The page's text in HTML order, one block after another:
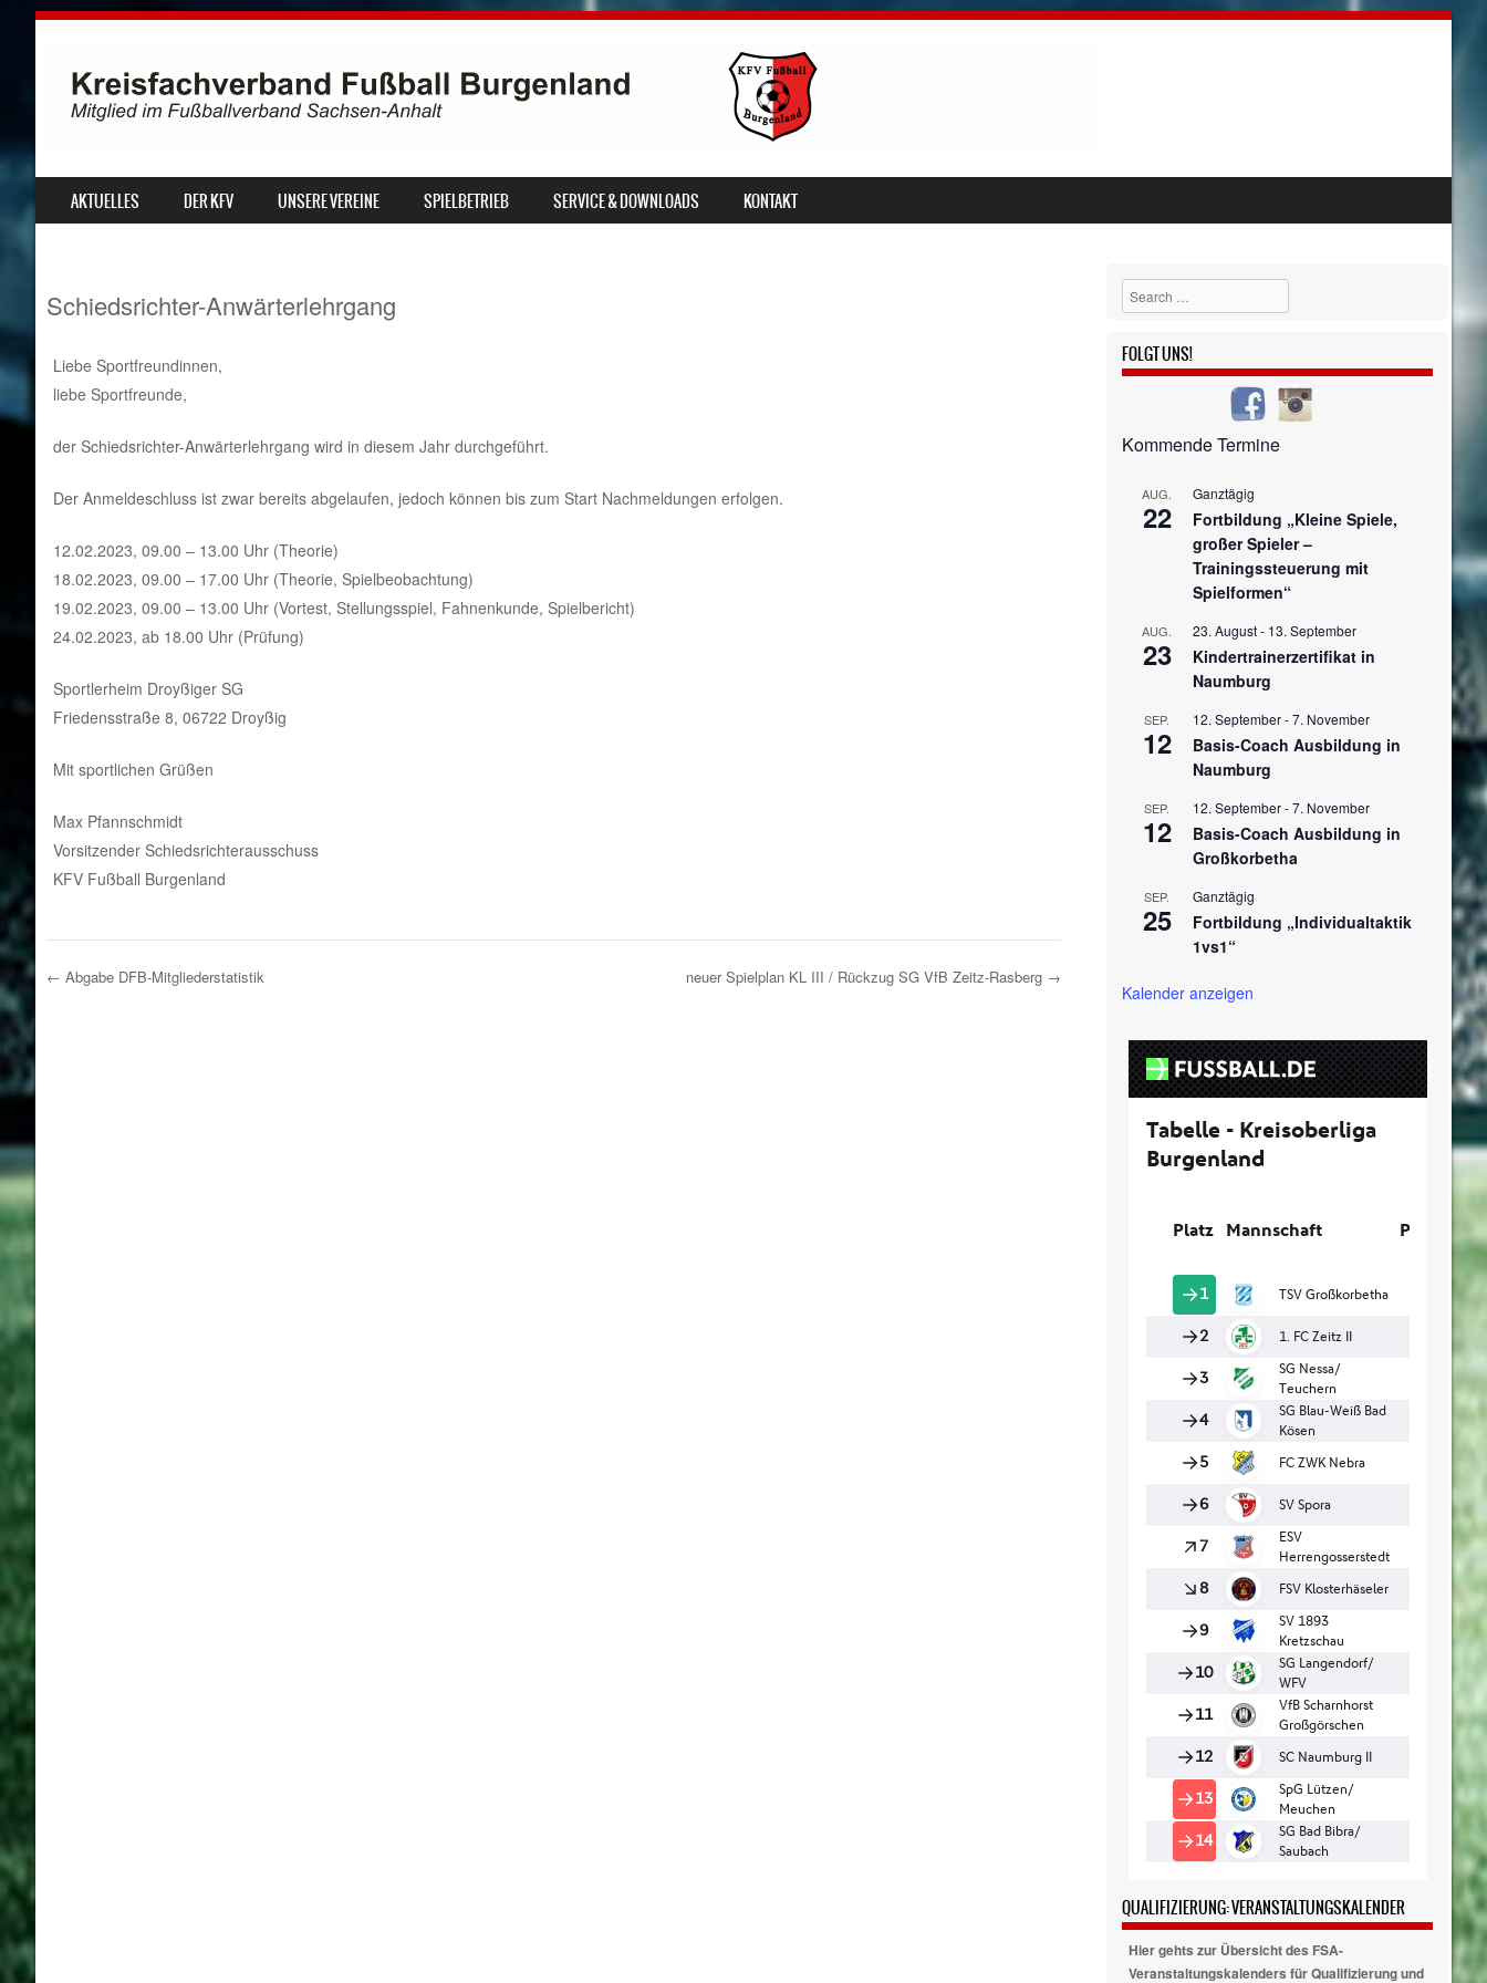
MENU
SKIP TO CONTENT
AKTUELLES DER KFV UNSERE VEREINE SPIELBETRIEB SERVICE & DOWNLOADS KONTAKT
Schiedsrichter-Anwärterlehrgang
Liebe Sportfreundinnen,
liebe Sportfreunde,
der Schiedsrichter-Anwärterlehrgang wird in diesem Jahr durchgeführt.
Der Anmeldeschluss ist zwar bereits abgelaufen, jedoch können bis zum Start Nachmeldungen erfolgen.
12.02.2023, 09.00 – 13.00 Uhr (Theorie)
18.02.2023, 09.00 – 17.00 Uhr (Theorie, Spielbeobachtung)
19.02.2023, 09.00 – 13.00 Uhr (Vortest, Stellungsspiel, Fahnenkunde, Spielbericht)
24.02.2023, ab 18.00 Uhr (Prüfung)
Sportlerheim Droyßiger SG
Friedensstraße 8, 06722 Droyßig
Mit sportlichen Grüßen
Max Pfannschmidt
Vorsitzender Schiedsrichterausschuss
KFV Fußball Burgenland
← Abgabe DFB-Mitgliederstatistik neuer Spielplan KL III / Rückzug SG VfB Zeitz-Rasberg →
Search
FOLGT UNS!
Kommende Termine
AUG.
22
Ganztägig
Fortbildung „Kleine Spiele,
großer Spieler –
Trainingssteuerung mit
Spielformen“
AUG.
23
23. August- 13. September
Kindertrainerzertifikat in
Naumburg
SEP.
12
12. September-7. November
Basis-Coach Ausbildung in
Naumburg
SEP.
12
12. September-7. November
Basis-Coach Ausbildung in
Großkorbetha
SEP.
25
Ganztägig
Fortbildung „Individualtaktik
1vs1“
Kalender anzeigen
QUALIFIZIERUNG: VERANSTALTUNGSKALENDER
Hier gehts zur Übersicht des FSA-
Veranstaltungskalenders für Qualifizierung und